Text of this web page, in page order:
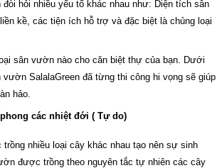
hỏi nhiều yếu tố khác nhau như: Diện tích sân
kề, các tiện ích hỗ trợ và đặc biệt là chủng loại
sân vườn nào cho căn biệt thự của bạn. Dưới
SalalaGreen đã từng thi công hi vọng sẽ giúp
hảo.
các nhiệt đới ( Tự do)
nhiều loại cây khác nhau tạo nên sự sinh
được trồng theo nguyên tắc tự nhiên các cây